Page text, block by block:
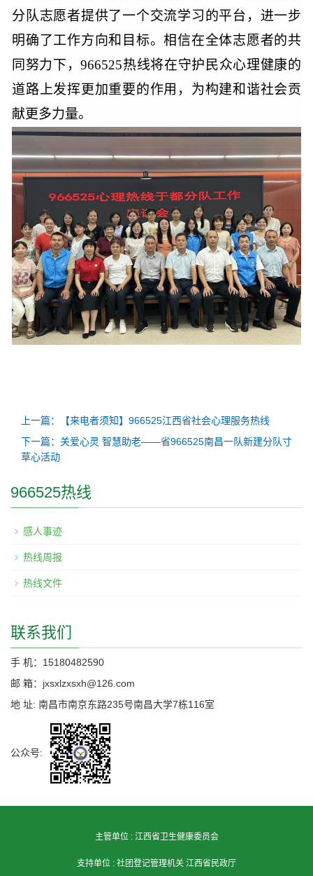
分队志愿者提供了一个交流学习的平台，进一步
明确了工作方向和目标。相信在全体志愿者的共
同努力下，966525热线将在守护民众心理健康的
道路上发挥更加重要的作用，为构建和谐社会贡
献更多力量。
上一篇：【来电者须知】966525江西省社会心理服务热线
下一篇：关爱心灵 智慧助老——省966525南昌一队新建分队寸
草心活动
966525热线
感人事迹
热线周报
热线文件
联系我们
手 机：15180482590
邮 箱：jxsxlzxsxh@126.com
地 址: 南昌市南京东路235号南昌大学7栋116室
公众号:
主管单位 : 江西省卫生健康委员会
支持单位 : 社团登记管理机关 江西省民政厅